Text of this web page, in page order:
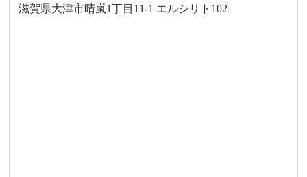
滋賀県大津市晴嵐1丁目11-1 エルシリト102